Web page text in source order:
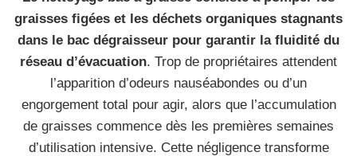
graisses figées et les déchets organiques stagnants
dans le bac dégraisseur pour garantir la fluidité du
réseau d’évacuation. Trop de propriétaires attendent
l’apparition d’odeurs nauséabondes ou d’un
engorgement total pour agir, alors que l’accumulation
de graisses commence dès les premières semaines
d’utilisation intensive. Cette négligence transforme